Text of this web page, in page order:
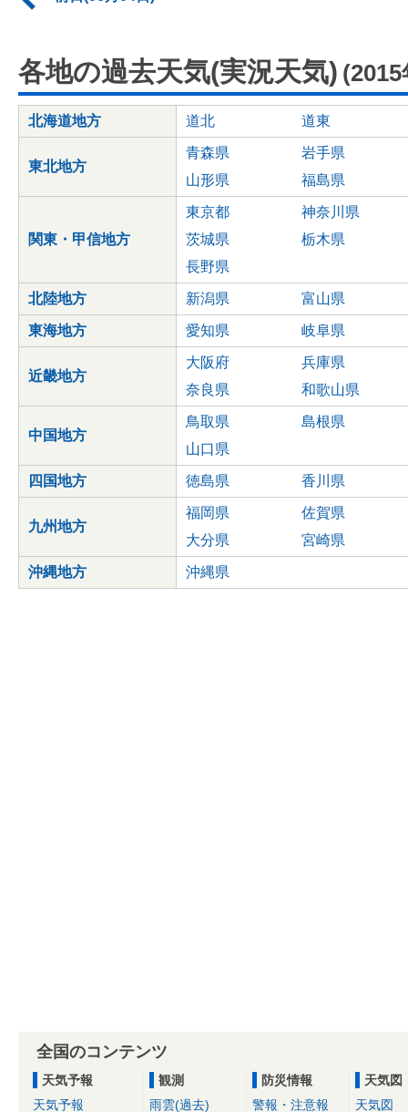
各地の過去天気(実況天気)
北海道地方 道北 道東
東北地方
青森県
岩手県
山形県
福島県
関東・甲信地方
東京都
神奈川県
茨城県
栃木県
長野県
北陸地方 新潟県 富山県
東海地方 愛知県 岐阜県
近畿地方
大阪府
兵庫県
奈良県
和歌山県
中国地方
鳥取県
島根県
山口県
四国地方 徳島県 香川県
九州地方
福岡県
佐賀県
大分県
宮崎県
沖縄地方 沖縄県
全国のコンテンツ
天気予報
天気予報
観測
雨雲(過去)
防災情報
警報・注意報
天気図
天気図